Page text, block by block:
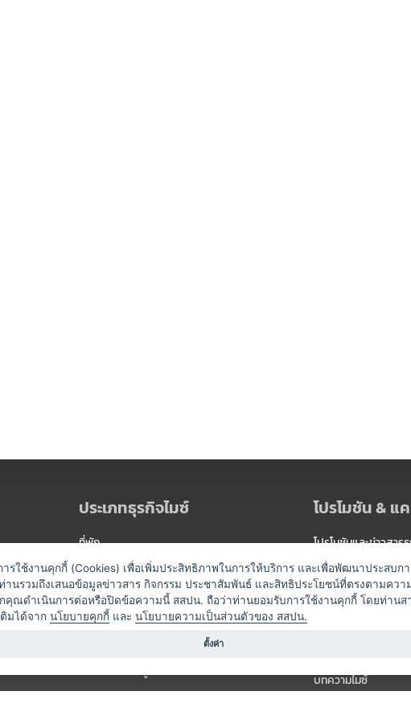
ประเภทธุรกิจไมซ์
ที่พัก
สถานที่จัดงาน
ท่องเที่ยว / นำเที่ยว
ออแกไนเซอร์
บริการสำหรับผู้จัดงาน
โปรโมชัน &
โปรโมชันและข่าวสาร
แพ็กเกจ
แคมเปญ
บทความไมซ์
ารใช้งานคุกกี้ (Cookies) เพื่อเพิ่มประสิทธิภาพในการให้บริการ และเพื่อพัฒนาประสบก
านรวมถึงเสนอข้อมูลข่าวสาร กิจกรรม ประชาสัมพันธ์ และสิทธิประโยชน์ที่ตรงตามคว
คุณดำเนินการต่อหรือปิดข้อความนี้ สสปน. ถือว่าท่านยอมรับการใช้งานคุกกี้ โดยท่านส
ติมได้จาก นโยบายคุกกี้ และ นโยบายความเป็นส่วนตัวของ สสปน.
ตั้งค่า